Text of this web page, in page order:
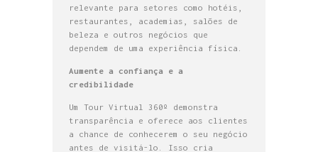
relevante para setores como hotéis,
restaurantes, academias, salões de
beleza e outros negócios que
dependem de uma experiência física.
Aumente a confiança e a
credibilidade
Um Tour Virtual 360º demonstra
transparência e oferece aos clientes
a chance de conhecerem o seu negócio
antes de visitá-lo. Isso cria